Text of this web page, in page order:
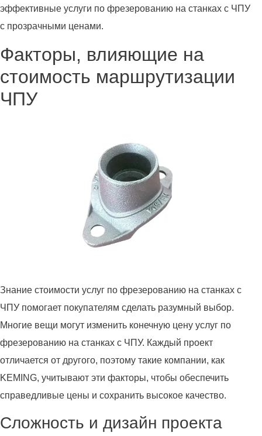
эффективные услуги по фрезерованию на станках с ЧПУ
с прозрачными ценами.
Факторы, влияющие на
стоимость маршрутизации
ЧПУ
Знание стоимости услуг по фрезерованию на станках с
ЧПУ помогает покупателям сделать разумный выбор.
Многие вещи могут изменить конечную цену услуг по
фрезерованию на станках с ЧПУ. Каждый проект
отличается от другого, поэтому такие компании, как
KEMING, учитывают эти факторы, чтобы обеспечить
справедливые цены и сохранить высокое качество.
Сложность и дизайн проекта